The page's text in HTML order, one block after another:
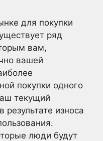
для покупки
ряд
вам,
вашей
покупки одного
текущий
износа
люди будут